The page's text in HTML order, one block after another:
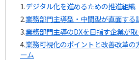
1.デジタル化を進めるための推進組織
2.業務部門主導型・中間型が直面する
3.業務部門主導のDXを目指す企業が
4.業務可視化のポイントと改善改革の
ーム